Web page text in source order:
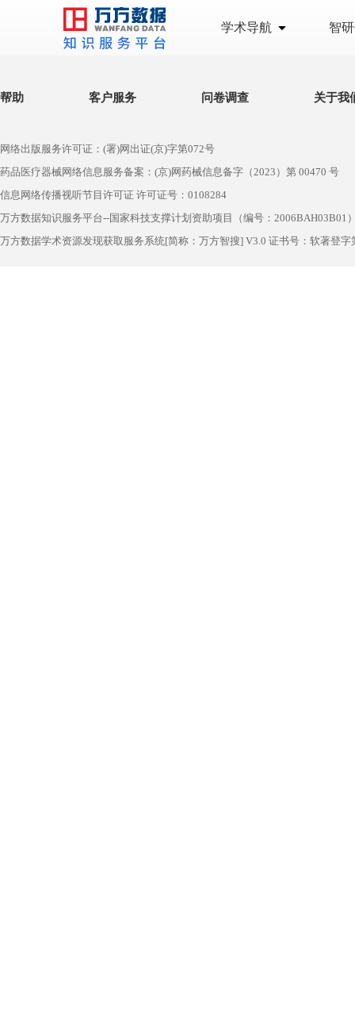
学术导航 智
帮助 客户服务 问卷调查 关于我
网络出版服务许可证：(署)网出证(京)字第072号
药品医疗器械网络信息服务备案：(京)网药械信息备字（2023）第 00470 号
信息网络传播视听节目许可证 许可证号：0108284
万方数据知识服务平台--国家科技支撑计划资助项目（编号：2006BAH03B01
万方数据学术资源发现获取服务系统[简称：万方智搜] V3.0 证书号：软著登字